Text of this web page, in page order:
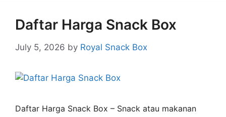
Daftar Harga Snack Box
July 5, 2026 by Royal Snack Box
Daftar Harga Snack Box – Snack atau makanan